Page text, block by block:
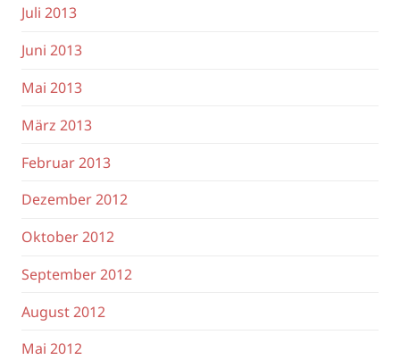
Juli 2013
Juni 2013
Mai 2013
März 2013
Februar 2013
Dezember 2012
Oktober 2012
September 2012
August 2012
Mai 2012